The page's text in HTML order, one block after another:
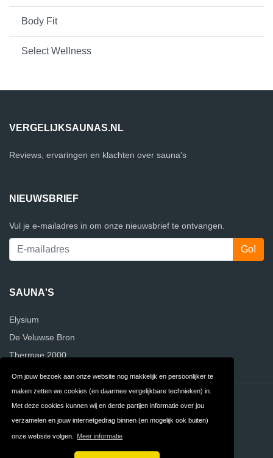
Om jouw bezoek aan onze website nog makkelijk en persoonlijker te
maken zetten we cookies (en daarmee vergelijkbare technieken) in.
Met deze cookies kunnen wij en derde partijen informatie over jou
verzamelen en jouw internetgedrag binnen (en mogelijk ook buiten)
onze website volgen. Meer informatie
Body Fit
Select Wellness
VERGELIJKSAUNAS.NL
Reviews, ervaringen en klachten over sauna's
NIEUWSBRIEF
Vul je e-mailadres in om onze nieuwsbrief te ontvangen.
SAUNA'S
Elysium
De Veluwse Bron
Thermae 2000
Contact Privacy
Algemene FAQ